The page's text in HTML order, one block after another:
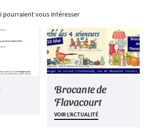
Restez
Inscription
pourraient vous intéresser
Brocante de
Flavacourt
VOIR L'ACTUALITÉ